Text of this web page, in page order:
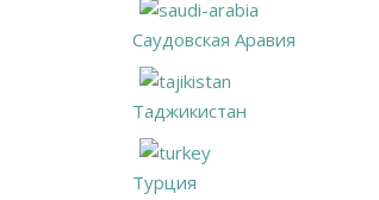
Саудовская Аравия
Таджикистан
Турция